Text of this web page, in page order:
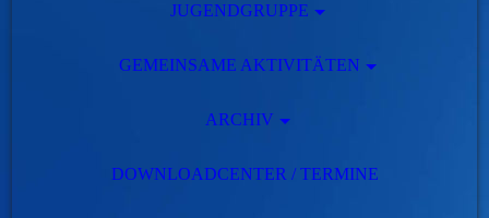
JUGENDGRUPPE
GEMEINSAME AKTIVITÄTEN
ARCHIV
DOWNLOADCENTER / TERMINE